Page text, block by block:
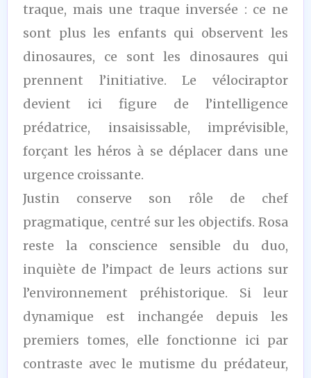
traque, mais une traque inversée : ce ne
sont plus les enfants qui observent les
dinosaures, ce sont les dinosaures qui
prennent l’initiative. Le vélociraptor
devient ici figure de l’intelligence
prédatrice, insaisissable, imprévisible,
forçant les héros à se déplacer dans une
urgence croissante.
Justin conserve son rôle de chef
pragmatique, centré sur les objectifs. Rosa
reste la conscience sensible du duo,
inquiète de l’impact de leurs actions sur
l’environnement préhistorique. Si leur
dynamique est inchangée depuis les
premiers tomes, elle fonctionne ici par
contraste avec le mutisme du prédateur,